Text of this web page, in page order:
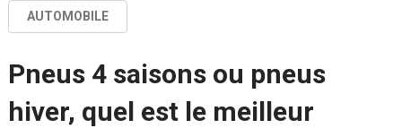
AUTOMOBILE
Pneus 4 saisons ou pneus
hiver, quel est le meilleur